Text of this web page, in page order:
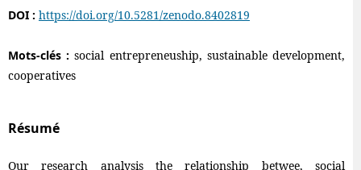
DOI : https://doi.org/10.5281/zenodo.8402819
Mots-clés :social entrepreneuship, sustainable development,
cooperatives
Résumé
Our research analysis the relationship betwee, social